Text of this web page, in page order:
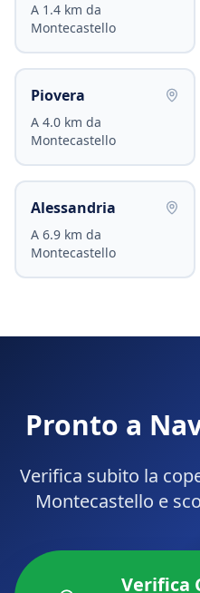
A 1.4 km da
Montecastello
Piovera
A 4.0 km da
Montecastello
Alessandria
A 6.9 km da
Montecastello
Pronto a
Verifica subito la
Montecastello e
Verifica